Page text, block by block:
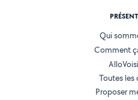
Qui
Comment
Toutes les
Proposer